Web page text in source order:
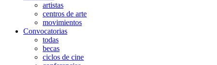
artistas
centros de arte
movimientos
Convocatorias
todas
becas
ciclos de cine